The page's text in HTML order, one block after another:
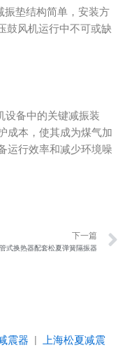
振垫结构简单，安装方
鼓风机运行中不可或缺
设备中的关键减振装
成本，使其成为煤气加
运行效率和减少环境噪
下一篇
式换热器配套松夏弹簧隔振器
震器 | 上海松夏减震